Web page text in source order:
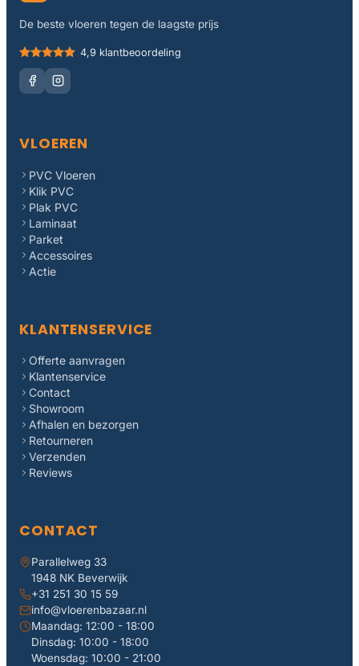
De beste vloeren tegen de laagste prijs
4,9 klantbeoordeling
VLOEREN
PVC Vloeren
Klik PVC
Plak PVC
Laminaat
Parket
Accessoires
Actie
KLANTENSERVICE
Offerte aanvragen
Klantenservice
Contact
Showroom
Afhalen en bezorgen
Retourneren
Verzenden
Reviews
CONTACT
Parallelweg 33
1948 NK Beverwijk
+31 251 30 15 59
info@vloerenbazaar.nl
Maandag: 12:00 - 18:00
Dinsdag: 10:00 - 18:00
Woensdag: 10:00 - 21:00